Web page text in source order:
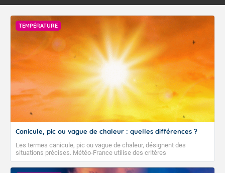
TEMPÉRATURE
Canicule, pic ou vague de chaleur : quelles différences ?
Les termes canicule, pic ou vague de chaleur, désignent des
situations précises. Météo-France utilise des critères
climatologiques pour évaluer et qualifier les épisodes de chaleur qui
peuvent avoir des impacts sanitaires et socio-économiques